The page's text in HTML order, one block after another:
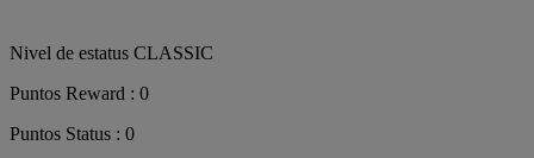
Nivel de estatus CLASSIC
Puntos Reward : 0
Puntos Status : 0